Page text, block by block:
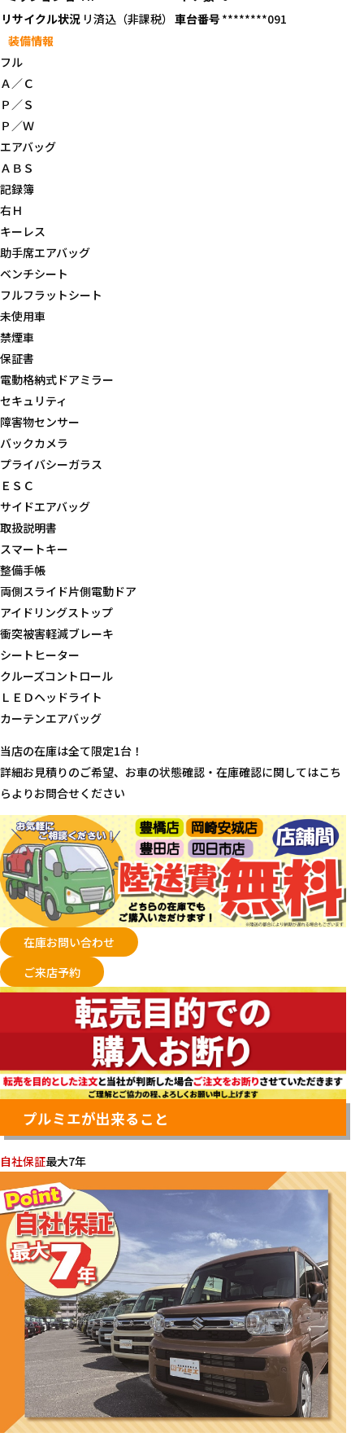
リサイクル状況 リ済込（非課税） 車台番号 ********091
装備情報
フル
Ａ／Ｃ
Ｐ／Ｓ
Ｐ／Ｗ
エアバッグ
ＡＢＳ
記録簿
右Ｈ
キーレス
助手席エアバッグ
ベンチシート
フルフラットシート
未使用車
禁煙車
保証書
電動格納式ドアミラー
セキュリティ
障害物センサー
バックカメラ
プライバシーガラス
ＥＳＣ
サイドエアバッグ
取扱説明書
スマートキー
整備手帳
両側スライド片側電動ドア
アイドリングストップ
衝突被害軽減ブレーキ
シートヒーター
クルーズコントロール
ＬＥＤヘッドライト
カーテンエアバッグ
当店の在庫は全て限定1台！
詳細お見積りのご希望、お車の状態確認・在庫確認に関してはこち
らよりお問合せください
在庫お問い合わせ
ご来店予約
プルミエが出来ること
自社保証最大7年